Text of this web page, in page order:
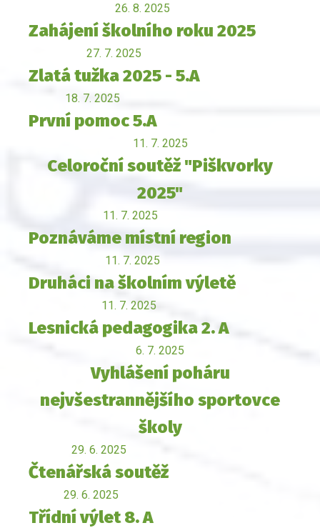
26. 8. 2025
Zahájení školního roku 2025
27. 7. 2025
Zlatá tužka 2025 - 5.A
18. 7. 2025
První pomoc 5.A
11. 7. 2025
Celoroční soutěž "Piškvorky
2025"
11. 7. 2025
Poznáváme místní region
11. 7. 2025
Druháci na školním výletě
11. 7. 2025
Lesnická pedagogika 2. A
6. 7. 2025
Vyhlášení poháru
nejvšestrannějšího sportovce
školy
29. 6. 2025
Čtenářská soutěž
29. 6. 2025
Třídní výlet 8. A